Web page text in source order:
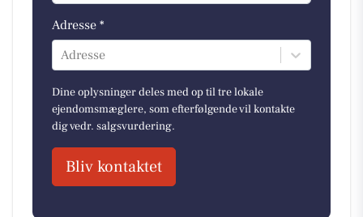
Adresse *
Adresse
Dine oplysninger deles med op til tre lokale
ejendomsmæglere, som efterfølgende vil kontakte
dig vedr. salgsvurdering.
Bliv kontaktet